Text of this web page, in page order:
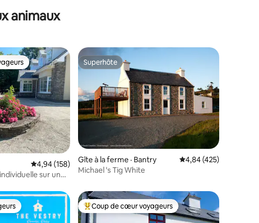
animaux
parmi les plus aimés
Note moyenne de 4,94 sur 5, 158 commentaires
4,94 (158)
sur un
Superhôte
Superhôte
Gîte à la ferme · Bantry Note moyenne de
4,84 (425)
Michael 's Tig White
Coup de cœur voyageurs parmi les plus aimés
Coup de cœur voyageurs